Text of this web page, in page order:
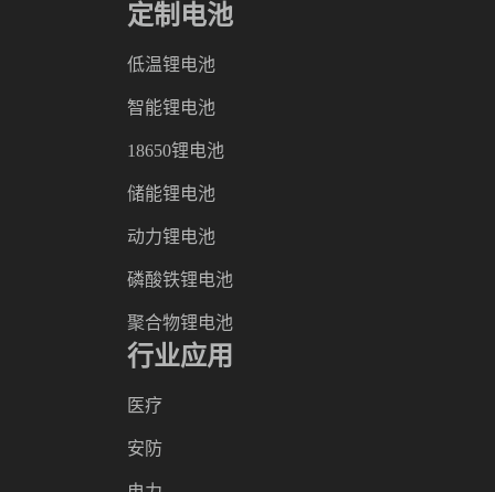
定制电池
低温锂电池
智能锂电池
18650锂电池
储能锂电池
动力锂电池
磷酸铁锂电池
聚合物锂电池
行业应用
医疗
安防